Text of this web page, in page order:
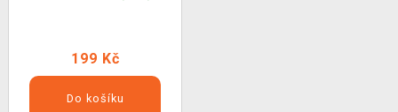
199 Kč
Do košíku